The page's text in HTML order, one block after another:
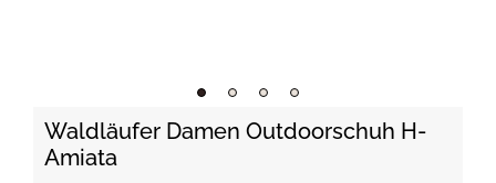
Waldläufer Damen Outdoorschuh H-
Amiata